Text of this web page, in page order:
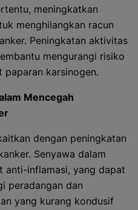
meningkatkan
menghilangkan racun
Peningkatan aktivitas
mengurangi risiko
paparan karsinogen.
Mencegah
dengan peningkatan
Senyawa dalam
anti-inflamasi, yang dapat
peradangan dan
yang kurang kondusif